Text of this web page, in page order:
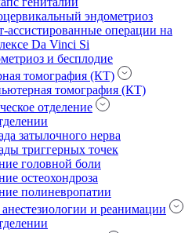
эндометриоз
ассистированные операции на
Da Vinci Si
и бесплодие
томография (КТ)
томография (КТ)
отделение
затылочного нерва
триггерных точек
головной боли
остеохондроза
полиневропатии
и реанимации